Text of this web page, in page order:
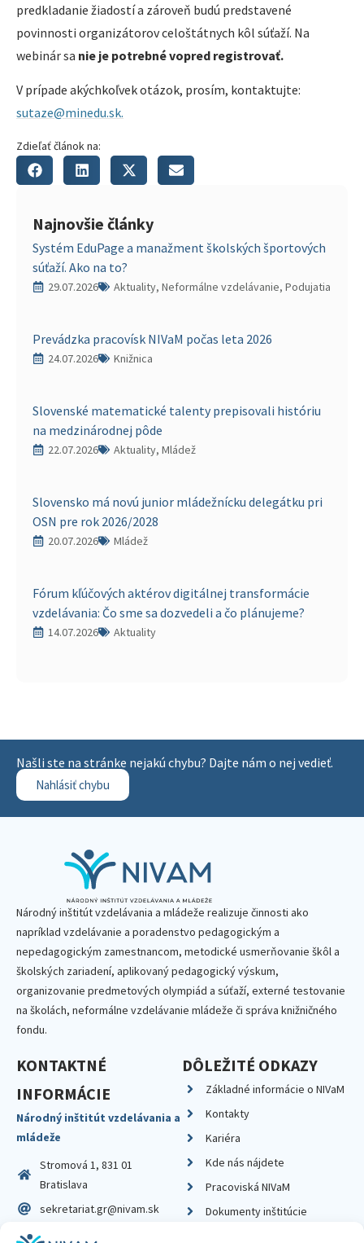
predkladanie žiadostí a zároveň budú predstavené
povinnosti organizátorov celoštátnych kôl súťaží. Na
webinár sa nie je potrebné vopred registrovať.
V prípade akýchkoľvek otázok, prosím, kontaktujte:
sutaze@minedu.sk.
Zdieľať článok na:
Najnovšie články
Systém EduPage a manažment školských športových
súťaží. Ako na to?
29.07.2026 Aktuality, Neformálne vzdelávanie, Podujatia
Prevádzka pracovísk NIVaM počas leta 2026
24.07.2026 Knižnica
Slovenské matematické talenty prepisovali históriu
na medzinárodnej pôde
22.07.2026 Aktuality, Mládež
Slovensko má novú junior mládežnícku delegátku pri
OSN pre rok 2026/2028
20.07.2026 Mládež
Fórum kľúčových aktérov digitálnej transformácie
vzdelávania: Čo sme sa dozvedeli a čo plánujeme?
14.07.2026 Aktuality
Našli ste na stránke nejakú chybu? Dajte nám o nej vedieť.
Nahlásiť chybu
Národný inštitút vzdelávania a mládeže realizuje činnosti ako
napríklad vzdelávanie a poradenstvo pedagogickým a
nepedagogickým zamestnancom, metodické usmerňovanie škôl a
školských zariadení, aplikovaný pedagogický výskum,
organizovanie predmetových olympiád a súťaží, externé testovanie
na školách, neformálne vzdelávanie mládeže či správa knižničného
fondu.
KONTAKTNÉ
INFORMÁCIE
Národný inštitút vzdelávania a
mládeže
Stromová 1, 831 01
Bratislava
sekretariat.gr@nivam.sk
IČO: 00164348
DÔLEŽITÉ ODKAZY
Základné informácie o NIVaM
Kontakty
Kariéra
Kde nás nájdete
Pracoviská NIVaM
Dokumenty inštitúcie